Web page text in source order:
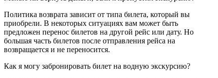
Политика возврата зависит от типа билета, который вы
приобрели. В некоторых ситуациях вам может быть
предложен перенос билетов на другой рейс или дату. Но
большая часть билетов после отправления рейса на
возвращается и не переносится.
Как я могу забронировать билет на водную экскурсию?